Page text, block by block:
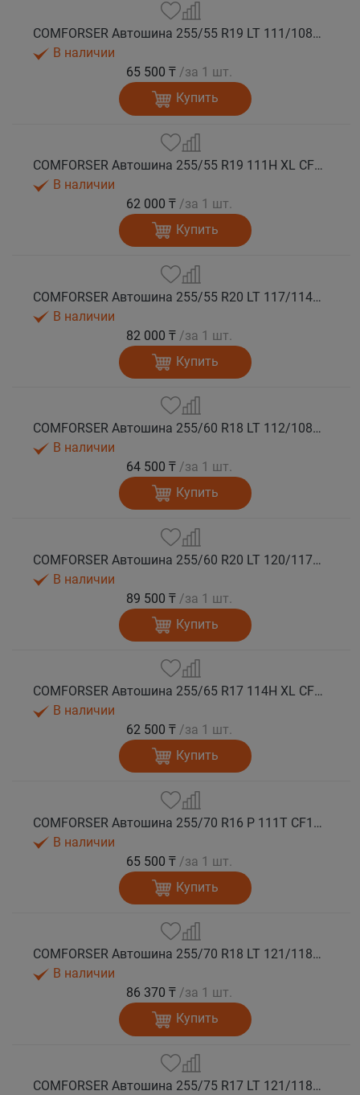
COMFORSER Автошина 255/55 R19 LT 111/108S CF1100 RWL лето
В наличии
65 500 ₸ /за 1 шт.
Купить
COMFORSER Автошина 255/55 R19 111H XL CF1100 RWL лето
В наличии
62 000 ₸ /за 1 шт.
Купить
COMFORSER Автошина 255/55 R20 LT 117/114S CF1100 RWL 10PR лето
В наличии
82 000 ₸ /за 1 шт.
Купить
COMFORSER Автошина 255/60 R18 LT 112/108S CF1100 RWL лето
В наличии
64 500 ₸ /за 1 шт.
Купить
COMFORSER Автошина 255/60 R20 LT 120/117S CF1100 10PR RWL лето
В наличии
89 500 ₸ /за 1 шт.
Купить
COMFORSER Автошина 255/65 R17 114H XL CF1100 RWL лето
В наличии
62 500 ₸ /за 1 шт.
Купить
COMFORSER Автошина 255/70 R16 P 111T CF1100 RWL лето
В наличии
65 500 ₸ /за 1 шт.
Купить
COMFORSER Автошина 255/70 R18 LT 121/118Q CF1100 RWL 10PR лето
В наличии
86 370 ₸ /за 1 шт.
Купить
COMFORSER Автошина 255/75 R17 LT 121/118S CF1100 10PR OWL лето